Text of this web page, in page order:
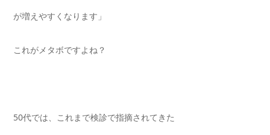
が増えやすくなります」
これがメタボですよね？
50代では、これまで検診で指摘されてきた